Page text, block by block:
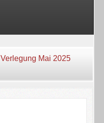
Verlegung Mai 2025